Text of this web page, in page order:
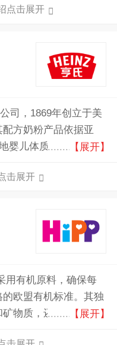
点击展开
司，1869年创立于美
方奶粉产品依据亚
婴儿体质分别研发(推
【展开】
击展开
用有机原料，确保每
欧盟有机标准。其独
物质，还特别添加益
【展开】